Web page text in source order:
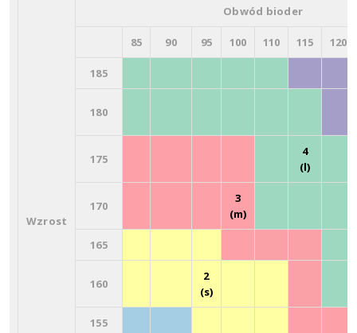
Wzrost
Obwód bioder
85 90 95 100 110 115 120
185
180
175
4
(l)
170
3
(m)
165
160
2
(s)
155